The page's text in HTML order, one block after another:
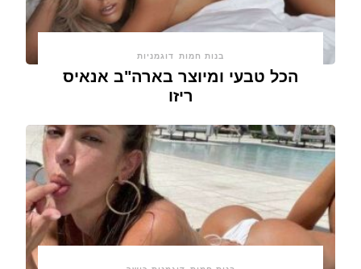
בנות חמות דוגמניות
הכל טבעי ומיוצר בארה"ב אנאיס
ריזו